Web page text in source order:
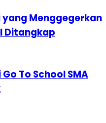
yang Menggegerkan
Ditangkap
To School SMA